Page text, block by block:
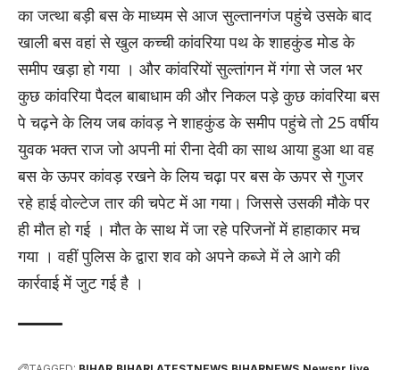
का जत्था बड़ी बस के माध्यम से आज सुल्तानगंज पहुंचे उसके बाद
खाली बस वहां से खुल कच्ची कांवरिया पथ के शाहकुंड मोड के
समीप खड़ा हो गया । और कांवरियों सुल्तांगन में गंगा से जल भर
कुछ कांवरिया पैदल बाबाधाम की और निकल पड़े कुछ कांवरिया बस
पे चढ़ने के लिय जब कांवड़ ने शाहकुंड के समीप पहुंचे तो 25 वर्षीय
युवक भक्त राज जो अपनी मां रीना देवी का साथ आया हुआ था वह
बस के ऊपर कांवड़ रखने के लिय चढ़ा पर बस के ऊपर से गुजर
रहे हाई वोल्टेज तार की चपेट में आ गया। जिससे उसकी मौके पर
ही मौत हो गई । मौत के साथ में जा रहे परिजनों में हाहाकार मच
गया । वहीं पुलिस के द्वारा शव को अपने कब्जे में ले आगे की
कार्रवाई में जुट गई है ।